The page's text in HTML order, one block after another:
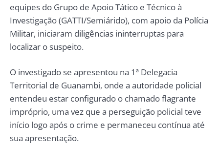
equipes do Grupo de Apoio Tático e Técnico à
Investigação (GATTI/Semiárido), com apoio da Polícia
Militar, iniciaram diligências ininterruptas para
localizar o suspeito.
O investigado se apresentou na 1ª Delegacia
Territorial de Guanambi, onde a autoridade policial
entendeu estar configurado o chamado flagrante
impróprio, uma vez que a perseguição policial teve
início logo após o crime e permaneceu contínua até
sua apresentação.